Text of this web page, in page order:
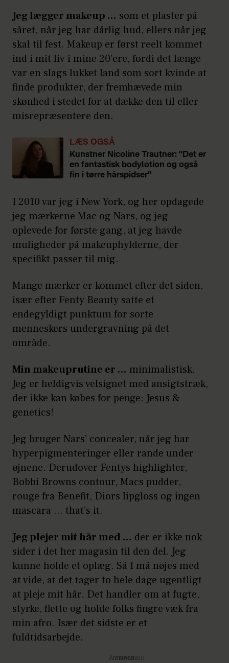
Jeg lægger makeup … som et plaster på
såret, når jeg har dårlig hud, ellers når jeg
skal til fest. Makeup er først reelt kommet
ind i mit liv i mine 20’ere, fordi det længe
var en slags lukket land som sort kvinde at
finde produkter, der fremhævede min
skønhed i stedet for at dække den til eller
misrepræsentere den.
LÆS OGSÅ
Kunstner Nicoline Trautner: ”Det er
en fantastisk bodylotion og også
fin i tørre hårspidser”
I 2010 var jeg i New York, og her opdagede
jeg mærkerne Mac og Nars, og jeg
oplevede for første gang, at jeg havde
muligheder på makeuphylderne, der
specifikt passer til mig.
Mange mærker er kommet efter det siden,
især efter Fenty Beauty satte et
endegyldigt punktum for sorte
menneskers undergravning på det
område.
Min makeuprutine er … minimalistisk.
Jeg er heldigvis velsignet med ansigtstræk,
der ikke kan købes for penge: Jesus &
genetics!
Jeg bruger Nars’ concealer, når jeg har
hyperpigmenteringer eller rande under
øjnene. Derudover Fentys highlighter,
Bobbi Browns contour, Macs pudder,
rouge fra Benefit, Diors lipgloss og ingen
mascara … that’s it.
Jeg plejer mit hår med … der er ikke nok
sider i det her magasin til den del. Jeg
kunne holde et oplæg. Så I må nøjes med
at vide, at det tager to hele dage ugentligt
at pleje mit hår. Det handler om at fugte,
styrke, flette og holde folks fingre væk fra
min afro. Især det sidste er et
fuldtidsarbejde.
Annonce